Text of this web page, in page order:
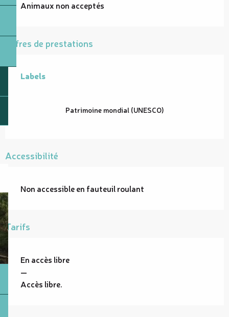
Animaux non acceptés
Offres de prestations
Labels
Labels
Patrimoine mondial (UNESCO)
Accessibilité
Non accessible en fauteuil roulant
Tarifs
En accès libre
—
Accès libre.